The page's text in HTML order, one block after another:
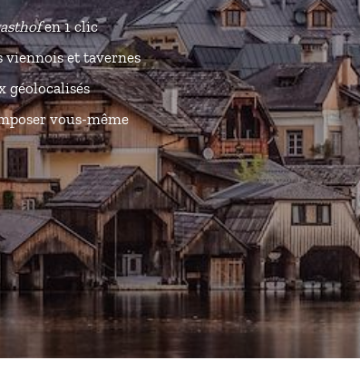
en 1 clic
viennois et tavernes
géolocalisés
vous-même